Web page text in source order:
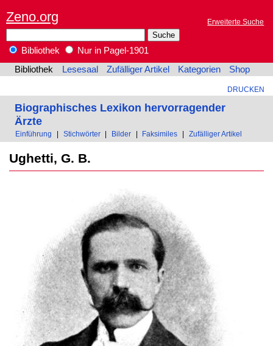
Zeno.org Erweiterte Suche
Bibliothek
Nur in Pagel-1901
Bibliothek
Lesesaal Zufälliger Artikel Kategorien Shop
DRUCKEN
Biographisches Lexikon hervorragender
Ärzte
Einführung Stichwörter Bilder Faksimiles Zufälliger Artikel
Ughetti, G. B.